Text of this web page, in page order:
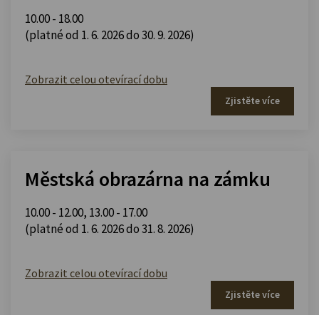
10.00 - 18.00
(platné od 1. 6. 2026 do 30. 9. 2026)
Zobrazit celou otevírací dobu
Zjistěte více
Městská obrazárna na zámku
10.00 - 12.00, 13.00 - 17.00
(platné od 1. 6. 2026 do 31. 8. 2026)
Zobrazit celou otevírací dobu
Zjistěte více